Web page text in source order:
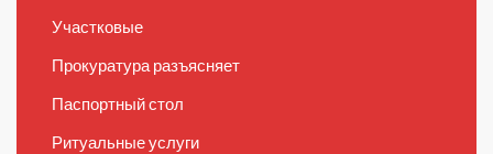
Участковые
Прокуратура разъясняет
Паспортный стол
Ритуальные услуги